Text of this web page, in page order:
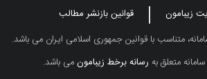
زیبامون
قوانین بازنشر مطالب
متناسب با قوانین جمهوری اسلامی ایران می باشد.
متعلق به رسانه برخط زیبامونمی باشد.